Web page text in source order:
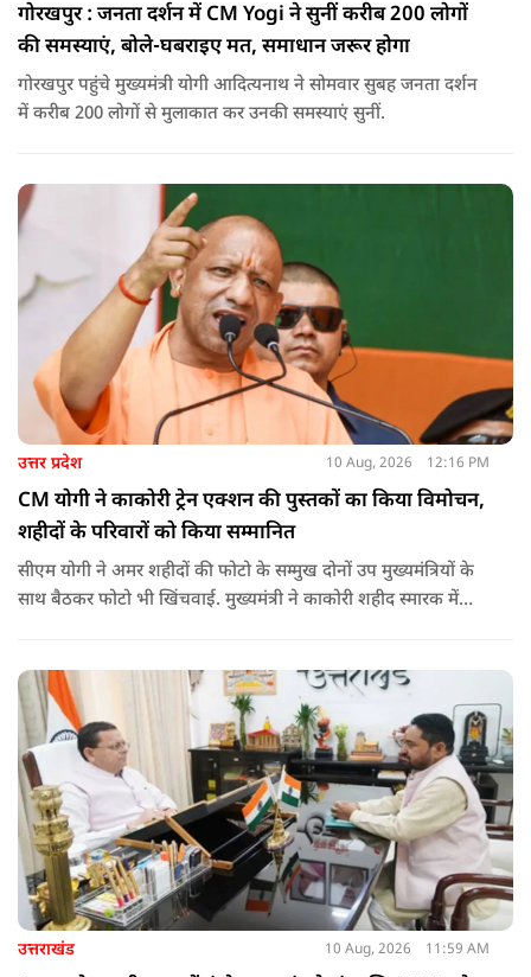
गोरखपुर : जनता दर्शन में CM Yogi ने सुनीं करीब 200 लोगों
की समस्याएं, बोले-घबराइए मत, समाधान जरूर होगा
गोरखपुर पहुंचे मुख्यमंत्री योगी आदित्यनाथ ने सोमवार सुबह जनता दर्शन
में करीब 200 लोगों से मुलाकात कर उनकी समस्याएं सुनीं.
उत्तर प्रदेश 10 Aug, 2026 12:16 PM
CM योगी ने काकोरी ट्रेन एक्शन की पुस्तकों का किया विमोचन,
शहीदों के परिवारों को किया सम्मानित
सीएम योगी ने अमर शहीदों की फोटो के सम्मुख दोनों उप मुख्यमंत्रियों के
साथ बैठकर फोटो भी खिंचवाई. मुख्यमंत्री ने काकोरी शहीद स्मारक में
लोगों को बलिदानियों/राष्ट्रनायकों के कृतित्व-व्यक्तित्व आदि के बारे में भी
बताया.
उत्तराखंड 10 Aug, 2026 11:59 AM